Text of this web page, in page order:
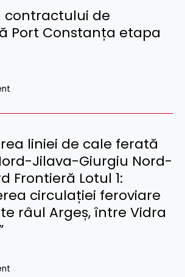
contractului de
Port Constanța etapa
liniei de cale ferată
Jilava-Giurgiu Nord-
Frontieră Lotul 1:
circulației feroviare
râul Argeș, între Vidra